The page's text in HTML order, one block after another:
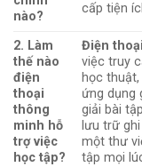
nào?
cấp tiện
2. Làm
thế nào
điện
thoại
thông
minh hỗ
trợ việc
học tập?
Điện
việc truy
học
ứng dụng
giải bài
lưu trữ
một thư
tập mọi